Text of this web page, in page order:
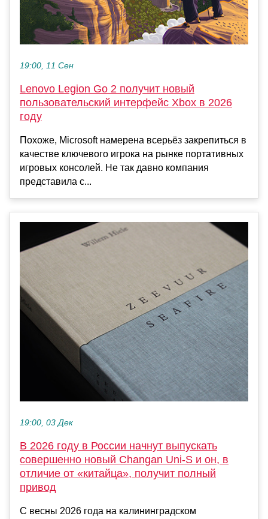
19:00, 11 Сен
Lenovo Legion Go 2 получит новый
пользовательский интерфейс Xbox в 2026
году
Похоже, Microsoft намерена всерьёз закрепиться в
качестве ключевого игрока на рынке портативных
игровых консолей. Не так давно компания
представила с...
19:00, 03 Дек
В 2026 году в России начнут выпускать
совершенно новый Changan Uni-S и он, в
отличие от «китайца», получит полный
привод
С весны 2026 года на калининградском